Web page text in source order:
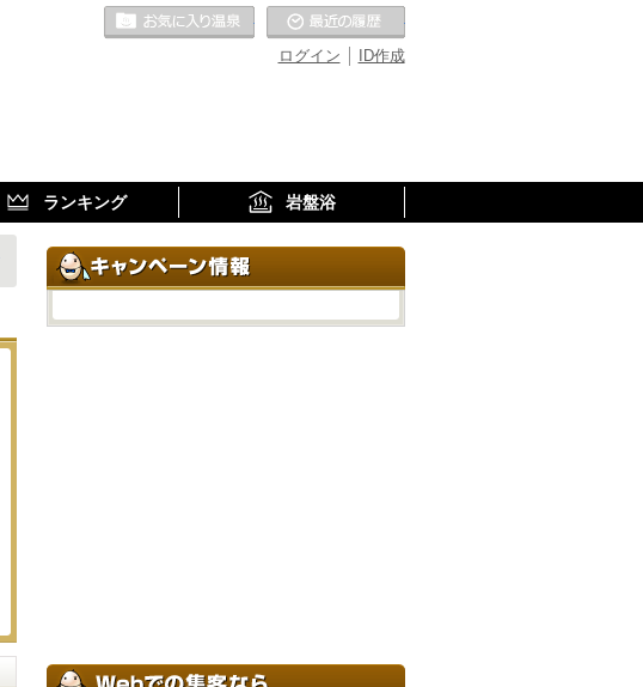
ID作成
ログイン
お気に入りの温泉
ランキング 岩盤浴